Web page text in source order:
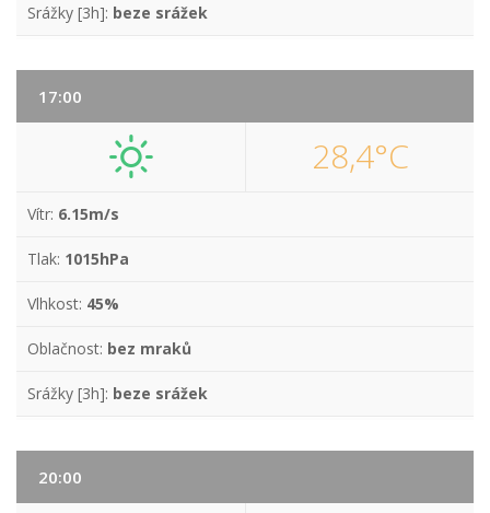
Srážky [3h]: beze srážek
17:00
28,4°C
Vítr: 6.15m/s
Tlak: 1015hPa
Vlhkost: 45%
Oblačnost: bez mraků
Srážky [3h]: beze srážek
20:00